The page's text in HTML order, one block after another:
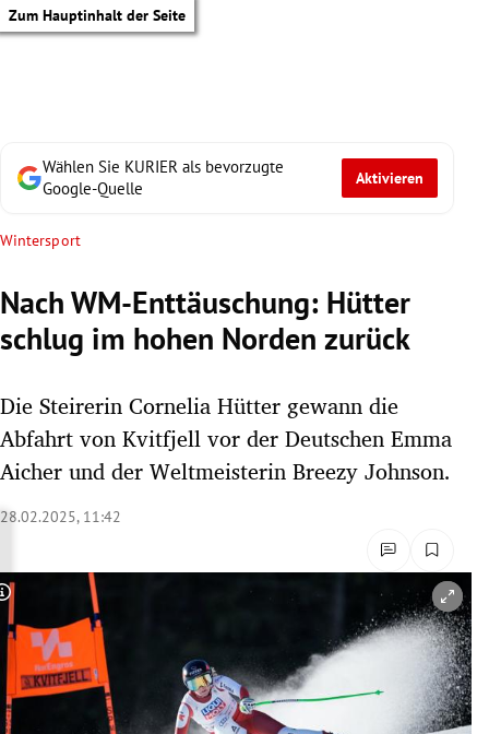
Zum Hauptinhalt der Seite
Untermenü
Untermenü
Untermenü
Untermenü
Untermenü
Wählen Sie KURIER als bevorzugte
Google-Quelle
Aktivieren
Wintersport
Nach WM-Enttäuschung: Hütter
schlug im hohen Norden zurück
Die Steirerin Cornelia Hütter gewann die
Abfahrt von Kvitfjell vor der Deutschen Emma
Aicher und der Weltmeisterin Breezy Johnson.
28.02.2025, 11:42
Copyright-Hinweis öffnen/schließen